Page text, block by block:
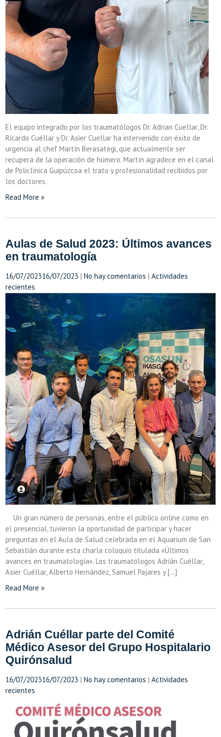
El equipo integrado por los traumatólogos Dr. Adrian Cuellar, Dr.
Ricardo Cuéllar y Dr. Asier Cuellar ha intervenido con éxito de
urgencia al chef Martín Berasategi, que actualmente ser
recupera de la operación de húmero. Martín agradece en el canal
de Policlínica Guipúzcoa el trato y profesionalidad recibidos por
los doctores.
Read More »
Aulas de Salud 2023: Últimos avances
en traumatología
16/07/202316/07/2023 |No hay comentarios |Actividades
recientes
Un gran número de personas, entre el público online como en
el presencial, tuvieron la oportunidad de participar y hacer
preguntas en el Aula de Salud celebrada en el Aquarium de San
Sebastián durante esta charla coloquio titulada «Últimos
avances en traumatología». Los traumatólogos Adrián Cuéllar,
Asier Cuéllar, Alberto Hernández, Samuel Pajares y […]
Read More »
Adrián Cuéllar parte del Comité
Médico Asesor del Grupo Hospitalario
Quirónsalud
16/07/202316/07/2023 |No hay comentarios |Actividades
recientes